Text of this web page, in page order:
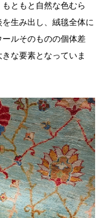
ともと自然な色むら
生み出し、絨毯全体に
ルそのものの個体差
な要素となっていま